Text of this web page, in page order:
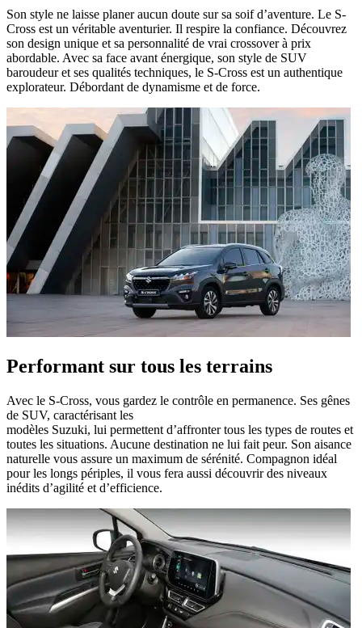
Son style ne laisse planer aucun doute sur sa soif d’aventure. Le S-
Cross est un véritable aventurier. Il respire la confiance. Découvrez
son design unique et sa personnalité de vrai crossover à prix
abordable. Avec sa face avant énergique, son style de SUV
baroudeur et ses qualités techniques, le S-Cross est un authentique
explorateur. Débordant de dynamisme et de force.
Performant sur tous les terrains
Avec le S-Cross, vous gardez le contrôle en permanence. Ses gênes
de SUV, caractérisant les
modèles Suzuki, lui permettent d’affronter tous les types de routes et
toutes les situations. Aucune destination ne lui fait peur. Son aisance
naturelle vous assure un maximum de sérénité. Compagnon idéal
pour les longs périples, il vous fera aussi découvrir des niveaux
inédits d’agilité et d’efficience.